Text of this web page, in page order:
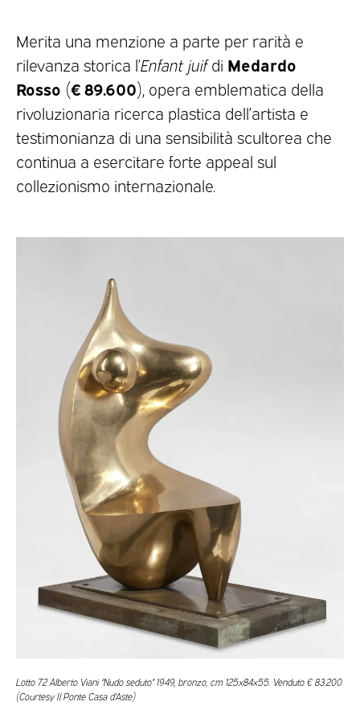
Merita una menzione a parte per rarità e
rilevanza storica l’Enfant juifdi Medardo
Rosso (€ 89.600), opera emblematica della
rivoluzionaria ricerca plastica dell’artista e
testimonianza di una sensibilità scultorea che
continua a esercitare forte appeal sul
collezionismo internazionale.
Lotto 72 Alberto Viani “Nudo seduto” 1949, bronzo, cm 125x84x55. Venduto € 83.200
(Courtesy Il Ponte Casa d’Aste)